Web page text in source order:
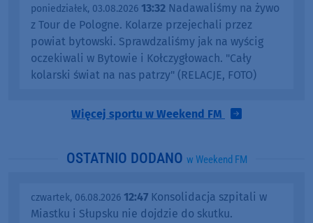
poniedziałek, 03.08.2026 13:32 Nadawaliśmy na żywo
z Tour de Pologne. Kolarze przejechali przez
powiat bytowski. Sprawdzaliśmy jak na wyścig
oczekiwali w Bytowie i Kołczygłowach. "Cały
kolarski świat na nas patrzy" (RELACJE, FOTO)
Więcej sportu w Weekend FM
OSTATNIO DODANO w Weekend FM
czwartek, 06.08.2026 12:47 Konsolidacja szpitali w
Miastku i Słupsku nie dojdzie do skutku.